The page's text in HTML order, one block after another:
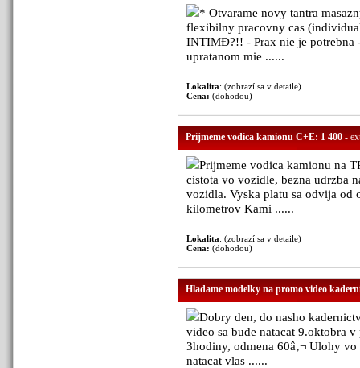
* Otvarame novy tantra
flexibilny pracovny cas
INTIMĐ?!! - Prax nie je potrebna
upratanom mie ......
Lokalita: (zobrazí sa v detaile)
Cena: (dohodou)
Prijmeme vodica kamionu C+E: 1 400-
Prijmeme vodica kamionu na
cistota vo vozidle, bezna udrzba
vozidla. Vyska platu sa odvija od
kilometrov Kami ......
Lokalita: (zobrazí sa v detaile)
Cena: (dohodou)
Hladame modelky na promo video
Dobry den, do nasho
video sa bude natacat 9.oktobra
3hodiny, odmena 60â‚¬ Ulohy
natacat vlas ......